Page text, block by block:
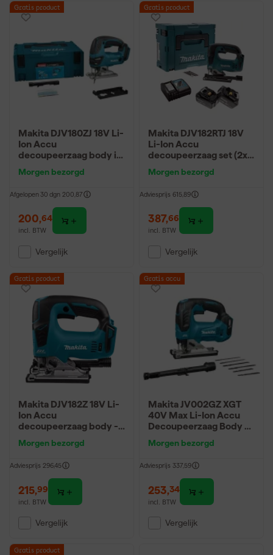
Gratis product
Makita DJV180ZJ 18V Li-
Ion Accu
decoupeerzaag body in
Morgen bezorgd
Afgelopen 30 dgn 200,87
200,64
incl. BTW
Vergelijk
Gratis product
Makita DJV182RTJ 18V
Li-Ion Accu
decoupeerzaag set (2x
D-greep - variabel -
Morgen bezorgd
Adviesprijs 615,89
387,66
incl. BTW
Vergelijk
Gratis product
Makita DJV182Z 18V Li-
Ion Accu
decoupeerzaag body -
koolborstelloos
Morgen bezorgd
Adviesprijs 296,45
215,99
incl. BTW
Vergelijk
Gratis accu
Makita JV002GZ XGT
40V Max Li-Ion Accu
Decoupeerzaag Body -
Morgen bezorgd
Adviesprijs 337,59
253,34
incl. BTW
Vergelijk
Gratis product